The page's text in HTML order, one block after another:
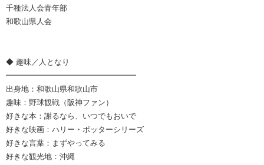
千種法人会青年部
和歌山県人会
◆ 趣味／人となり
━━━━━━━━━━━━━━━━━
出身地：和歌山県和歌山市
趣味：野球観戦（阪神ファン）
好きな本：謝るなら、いつでもおいで
好きな映画：ハリー・ポッターシリーズ
好きな言葉：まずやってみる
好きな観光地：沖縄